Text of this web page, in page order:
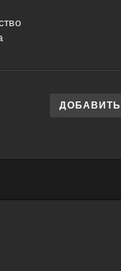
ДОБАВИТЬ